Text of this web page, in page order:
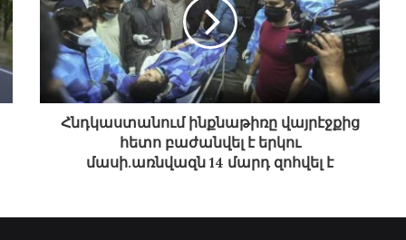
Հնդկաստանում ինքնաթիռը վայրէջքից
հետո բաժանվել է երկու
մասի.առնվազն 14 մարդ զոհվել է